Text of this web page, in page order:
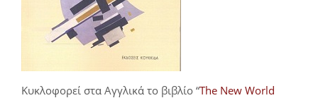
Κυκλοφορεί στα Αγγλικά το βιβλίο “The New World